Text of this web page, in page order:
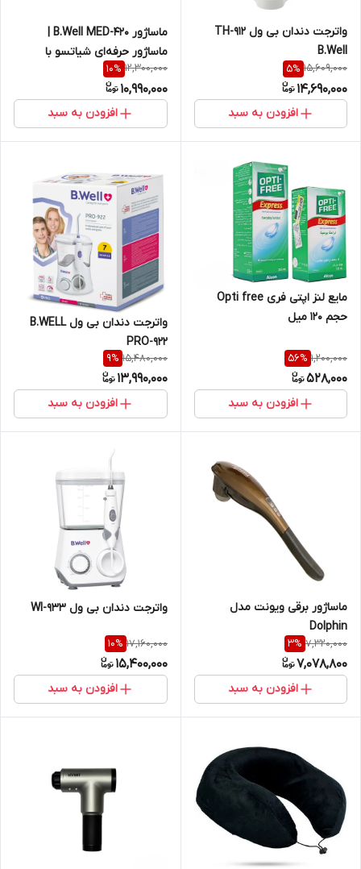
واترجت دندان بی ول TH-912
B.Well
15,609,000
5%
14,690,000
افزودن به سبد
ماساژور B.Well MED-420 |
ماساژور حرفه‌ای شیاتسو با
کیفیت سوئیسی
12,300,000
10%
10,990,000
افزودن به سبد
مایع لنز اپتی فری Opti free
حجم 120 میل
1,200,000
56%
528,000
افزودن به سبد
واترجت دندان بی ول B.WELL
PRO-922
15,480,000
9%
13,990,000
افزودن به سبد
ماساژور برقی ویونت مدل
Dolphin
7,320,000
3%
7,078,800
افزودن به سبد
واترجت دندان بی ول WI-933
17,160,000
10%
15,400,000
افزودن به سبد